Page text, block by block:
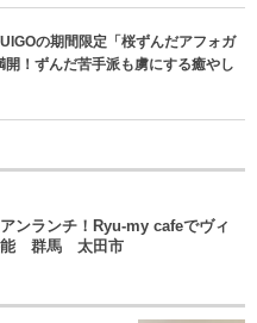
の期間限定「桜ずんだアフォガ
開！ずんだ苦手派も虜にする癒やし
ンランチ！Ryu-my cafeでヴィ
能 群馬 太田市